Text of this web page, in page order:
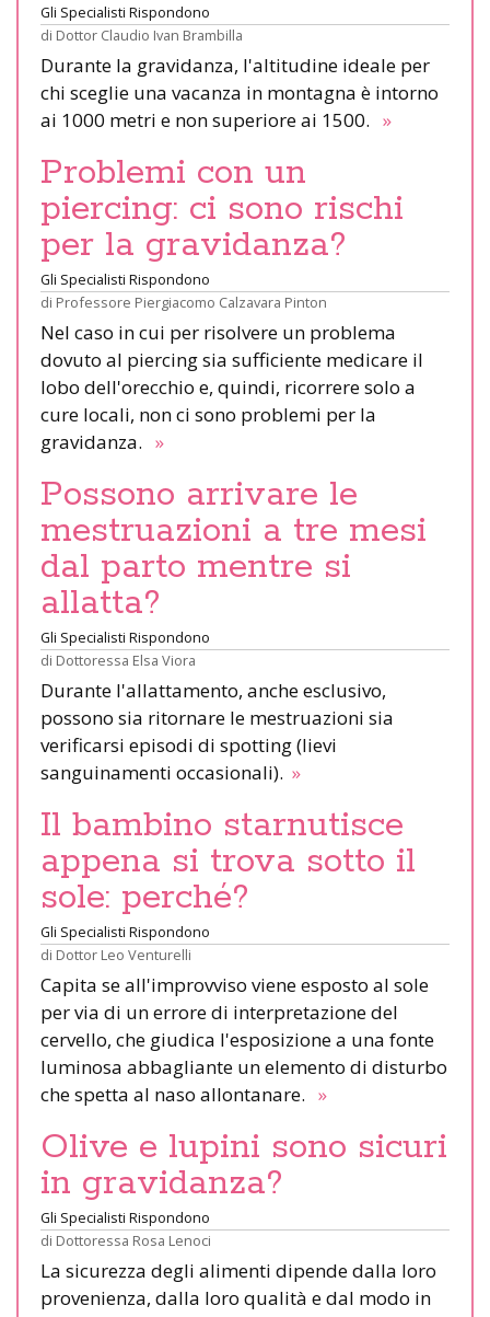
Gli Specialisti Rispondono
di Dottor Claudio Ivan Brambilla
Durante la gravidanza, l'altitudine ideale per
chi sceglie una vacanza in montagna è intorno
ai 1000 metri e non superiore ai 1500. »
Problemi con un
piercing: ci sono rischi
per la gravidanza?
Gli Specialisti Rispondono
di Professore Piergiacomo Calzavara Pinton
Nel caso in cui per risolvere un problema
dovuto al piercing sia sufficiente medicare il
lobo dell'orecchio e, quindi, ricorrere solo a
cure locali, non ci sono problemi per la
gravidanza. »
Possono arrivare le
mestruazioni a tre mesi
dal parto mentre si
allatta?
Gli Specialisti Rispondono
di Dottoressa Elsa Viora
Durante l'allattamento, anche esclusivo,
possono sia ritornare le mestruazioni sia
verificarsi episodi di spotting (lievi
sanguinamenti occasionali). »
Il bambino starnutisce
appena si trova sotto il
sole: perché?
Gli Specialisti Rispondono
di Dottor Leo Venturelli
Capita se all'improvviso viene esposto al sole
per via di un errore di interpretazione del
cervello, che giudica l'esposizione a una fonte
luminosa abbagliante un elemento di disturbo
che spetta al naso allontanare. »
Olive e lupini sono sicuri
in gravidanza?
Gli Specialisti Rispondono
di Dottoressa Rosa Lenoci
La sicurezza degli alimenti dipende dalla loro
provenienza, dalla loro qualità e dal modo in